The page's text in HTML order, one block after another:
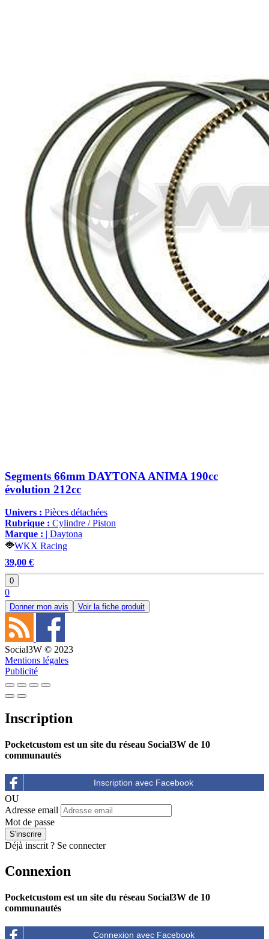
Segments 66mm DAYTONA ANIMA 190cc
évolution 212cc
Univers : Pièces détachées
Rubrique : Cylindre / Piston
Marque : | Daytona
WKX Racing
39,00 €
0
0
Donner mon avis Voir la fiche produit
Social3W © 2023
Mentions légales
Publicité
Inscription
Pocketcustom est un site du réseau Social3W de 10
communautés
OU
Adresse email
Mot de passe
Déjà inscrit ? Se connecter
Connexion
Pocketcustom est un site du réseau Social3W de 10
communautés